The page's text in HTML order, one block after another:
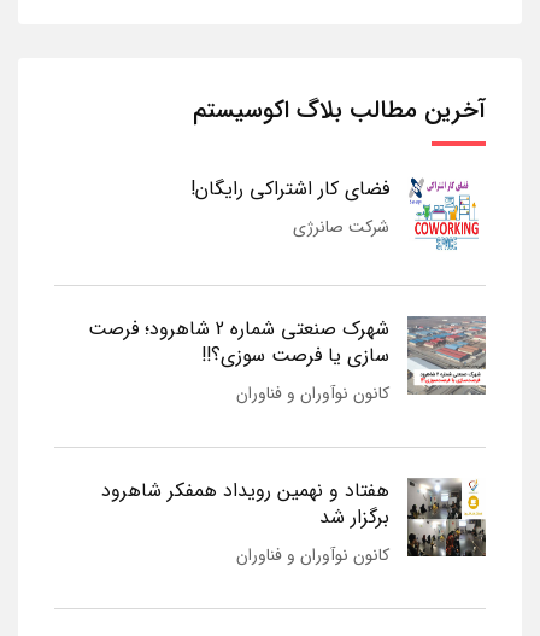
آخرین مطالب بلاگ اکوسیستم
فضای کار اشتراکی رایگان!
شرکت صانرژی
شهرک صنعتی شماره 2 شاهرود؛ فرصت
سازی یا فرصت سوزی؟!!
کانون نوآوران و فناوران
هفتاد و نهمین رویداد همفکر شاهرود
برگزار شد
کانون نوآوران و فناوران